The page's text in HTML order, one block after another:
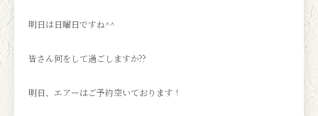
明日は日曜日ですね^^
皆さん何をして過ごしますか??
明日、エアーはご予約空いております！